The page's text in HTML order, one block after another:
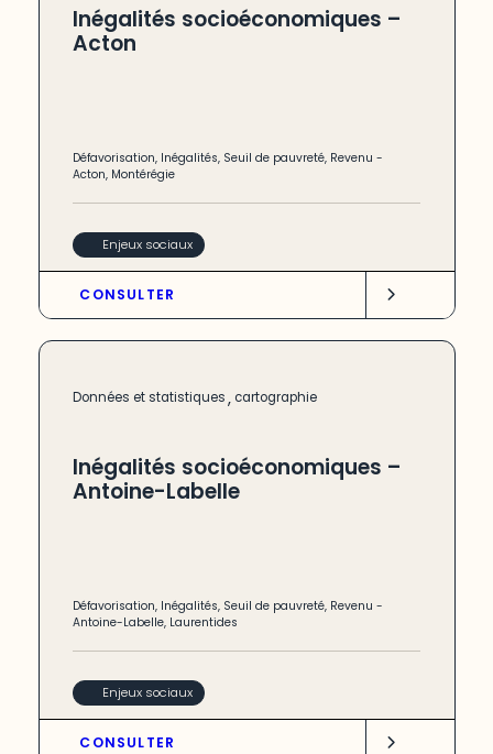
Inégalités socioéconomiques –
Acton
Défavorisation, Inégalités, Seuil de pauvreté, Revenu -
Acton, Montérégie
Enjeux sociaux
CONSULTER
Données et statistiques, cartographie
Inégalités socioéconomiques –
Antoine-Labelle
Défavorisation, Inégalités, Seuil de pauvreté, Revenu -
Antoine-Labelle, Laurentides
Enjeux sociaux
CONSULTER